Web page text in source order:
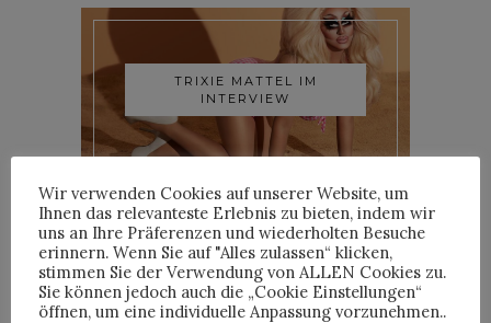
TRIXIE MATTEL IM
INTERVIEW
YOANN LEMOINE AKA
WOODKID IM INTERVIEW
Wir verwenden Cookies auf unserer Website, um
Ihnen das relevanteste Erlebnis zu bieten, indem wir
uns an Ihre Präferenzen und wiederholten Besuche
erinnern. Wenn Sie auf "Alles zulassen“ klicken,
stimmen Sie der Verwendung von ALLEN Cookies zu.
Sie können jedoch auch die „Cookie Einstellungen“
öffnen, um eine individuelle Anpassung vorzunehmen..